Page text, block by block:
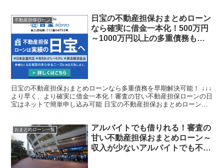
不動産担保ローン
日宝の不動産担保おまとめローン
なら確実に借金一本化！500万円
～1000万円以上の多重債務も一
日宝の不動産担保おまとめローンなら多重債務を早期解決可能！ ↓↓↓
より早く、より確実に借金一本化！審査の甘い不動産担保ローンの日
宝はネットで簡単申し込み可能 日宝の不動産担保おまとめローンは
おまとめローン一覧
アルバイトでも借りれる！審査の
甘い不動産担保おまとめローン～
収入が少ないアルバイトでも不動